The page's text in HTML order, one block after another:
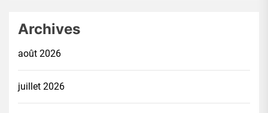
Archives
août 2026
juillet 2026